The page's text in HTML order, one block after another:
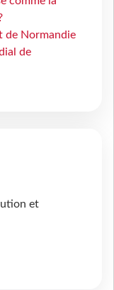
de Normandie
de
et